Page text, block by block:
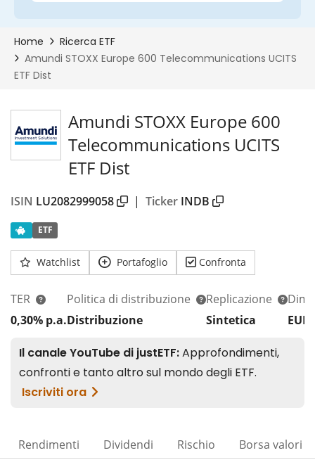
Amundi STOXX Europe 600
Telecommunications UCITS
ETF Dist
ISIN LU2082999058 | Ticker INDB
ETF
Watchlist Portafoglio Confronta
TER
0,30% p.a.
Politica di distribuzione
Distribuzione
Replicazione
Sintetica
Rendimenti Dividendi Rischio Borsa valori